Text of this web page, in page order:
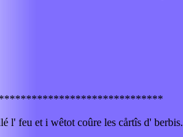
l' feu et i wêtot coûre les cårtîs d' berbis.